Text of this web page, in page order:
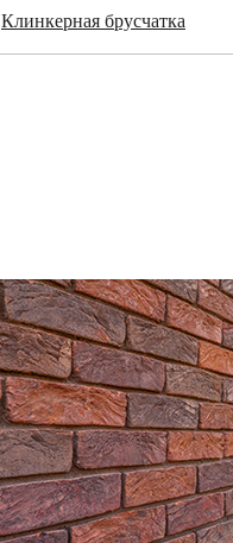
Клинкерная брусчатка